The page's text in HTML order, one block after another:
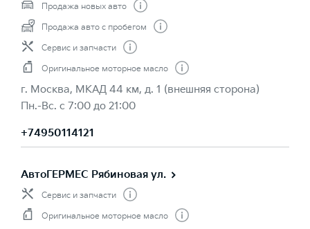
Продажа новых авто
Продажа авто с пробегом
Сервис и запчасти
Оригинальное моторное масло
г. Москва, МКАД 44 км, д. 1 (внешняя сторона)
Пн.-Вс. с 7:00 до 21:00
+74950114121
АвтоГЕРМЕС Рябиновая ул.
Сервис и запчасти
Оригинальное моторное масло